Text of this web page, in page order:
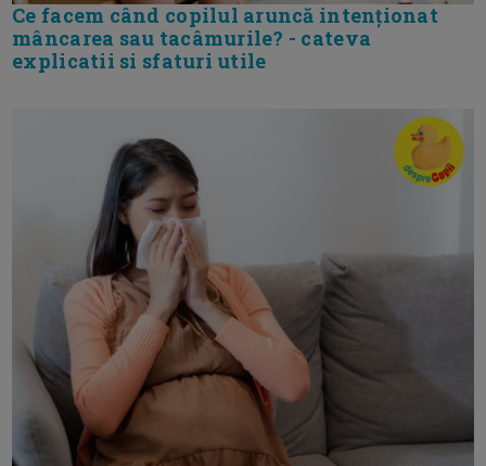
Ce facem când copilul aruncă intenționat
mâncarea sau tacâmurile? - cateva
explicatii si sfaturi utile